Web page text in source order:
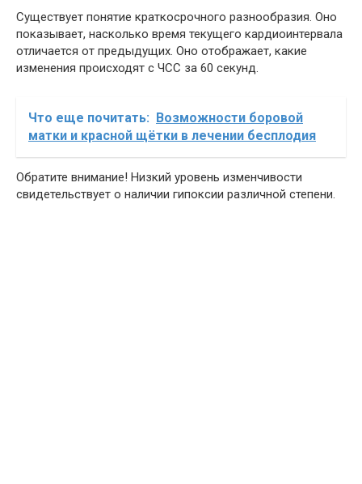
Существует понятие краткосрочного разнообразия. Оно
показывает, насколько время текущего кардиоинтервала
отличается от предыдущих. Оно отображает, какие
изменения происходят с ЧСС за 60 секунд.
Что еще почитать: Возможности боровой
матки и красной щётки в лечении бесплодия
Обратите внимание! Низкий уровень изменчивости
свидетельствует о наличии гипоксии различной степени.